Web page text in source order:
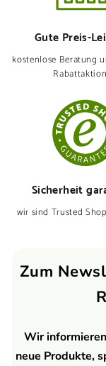
Gute Preis-
kostenlose Beratung
Sicherheit
wir sind Trusted
Zum
Wir
neue Produkte,